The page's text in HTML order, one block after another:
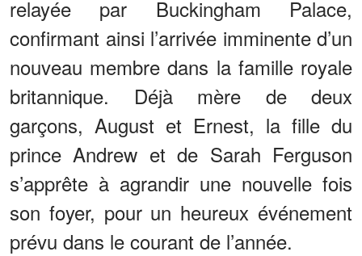
relayée par Buckingham Palace,
confirmant ainsi l’arrivée imminente d’un
nouveau membre dans la famille royale
britannique. Déjà mère de deux
garçons, August et Ernest, la fille du
prince Andrew et de Sarah Ferguson
s’apprête à agrandir une nouvelle fois
son foyer, pour un heureux événement
prévu dans le courant de l’année.